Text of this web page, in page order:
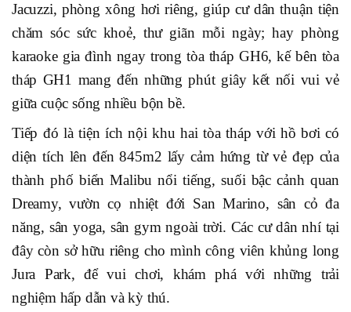
Jacuzzi, phòng xông hơi riêng, giúp cư dân thuận tiện
chăm sóc sức khoẻ, thư giãn mỗi ngày; hay phòng
karaoke gia đình ngay trong tòa tháp GH6, kế bên tòa
tháp GH1 mang đến những phút giây kết nối vui vẻ
giữa cuộc sống nhiều bộn bề.
Tiếp đó là tiện ích nội khu hai tòa tháp với hồ bơi có
diện tích lên đến 845m2 lấy cảm hứng từ vẻ đẹp của
thành phố biển Malibu nổi tiếng, suối bậc cảnh quan
Dreamy, vườn cọ nhiệt đới San Marino, sân cỏ đa
năng, sân yoga, sân gym ngoài trời. Các cư dân nhí tại
đây còn sở hữu riêng cho mình công viên khủng long
Jura Park, để vui chơi, khám phá với những trải
nghiệm hấp dẫn và kỳ thú.